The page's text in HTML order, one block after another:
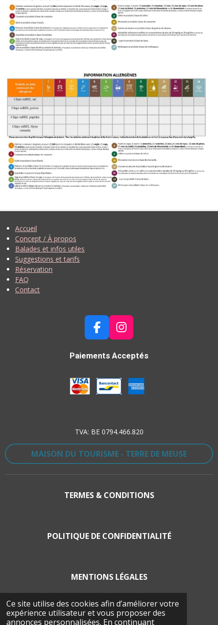
Ce site utilise des cookies afin d’améliorer votre
expérience utilisateur et vous proposer des
annonces personnalisées. En continuant
Accueil
Concept / À propos
Balades et infos utiles
Suggestions et tarifs
Réservation
FAQ
Contact
F
A
C
B
O
I
N
S
A
G
Paiements Acceptés
TVA: BE 0794.466.820
MAISON DU TOURISME - TERRE DE MEUSE
TERMES & CONDITIONS
POLITIQUE DE CONFIDENTIALITÉ
MENTIONS LÉGALES
POLITIQUE EN MATIÈRE DE COOCKIES